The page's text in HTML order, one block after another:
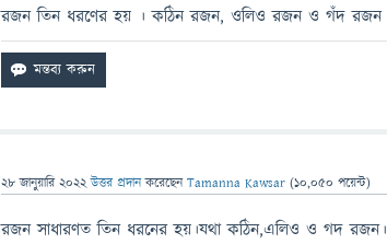
রজন তিন ধরণের হয় । কঠিন রজন, ওলিও রজন ও গঁদ রজন
28 জানুয়ারি 2022 উত্তর প্রদান করেছেনTamanna Kawsar (10,050 পয়েন্ট)
রজন সাধারণত তিন ধরনের হয়।যথা কঠিন,এলিও ও গদ রজন।